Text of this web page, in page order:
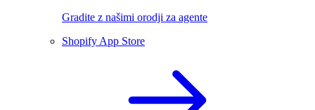
Gradite z našimi orodji za agente
Shopify App Store